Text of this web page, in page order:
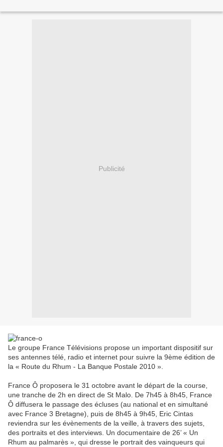
Publicité
Le groupe France Télévisions propose un important dispositif sur
ses antennes télé, radio et internet pour suivre la 9ème édition de
la « Route du Rhum - La Banque Postale 2010 ».
France Ô proposera le 31 octobre avant le départ de la course,
une tranche de 2h en direct de St Malo. De 7h45 à 8h45, France
Ô diffusera le passage des écluses (au national et en simultané
avec France 3 Bretagne), puis de 8h45 à 9h45, Eric Cintas
reviendra sur les évènements de la veille, à travers des sujets,
des portraits et des interviews. Un documentaire de 26’ « Un
Rhum au palmarès », qui dresse le portrait des vainqueurs qui